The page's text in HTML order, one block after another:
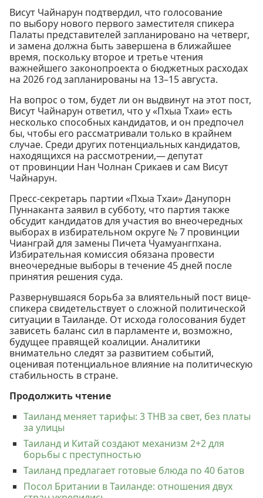
Висут Чайнарун подтвердил, что голосование
по выбору нового первого заместителя спикера
Палаты представителей запланировано на четверг,
и замена должна быть завершена в ближайшее
время, поскольку второе и третье чтения
важнейшего законопроекта о бюджетных расходах
на 2026 год запланированы на 13–15 августа.
На вопрос о том, будет ли он выдвинут на этот пост,
Висут Чайнарун ответил, что у «Пхыа Тхаи» есть
несколько способных кандидатов, и он предпочел
бы, чтобы его рассматривали только в крайнем
случае. Среди других потенциальных кандидатов,
находящихся на рассмотрении,— депутат
от провинции Нан Чолнан Срикаев и сам Висут
Чайнарун.
Пресс-секретарь партии «Пхыа Тхаи» Данупорн
Пуннаканта заявил в субботу, что партия также
обсудит кандидатов для участия во внеочередных
выборах в избирательном округе № 7 провинции
Чианграй для замены Пичета Чуамуангпхана.
Избирательная комиссия обязана провести
внеочередные выборы в течение 45 дней после
принятия решения суда.
Развернувшаяся борьба за влиятельный пост вице-
спикера свидетельствует о сложной политической
ситуации в Таиланде. От исхода голосования будет
зависеть баланс сил в парламенте и, возможно,
будущее правящей коалиции. Аналитики
внимательно следят за развитием событий,
оценивая потенциальное влияние на политическую
стабильность в стране.
Продолжить чтение
Таиланд меняет тарифы: 3 THB за свет, без платы
за улицы
Таиланд и Китай создают механизм 2+2 для
борьбы с преступностью
Таиланд предлагает готовые блюда по 40 батов
Посол Британии в Таиланде: отношения двух